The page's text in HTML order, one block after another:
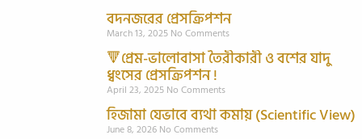
বদনজরের প্রেসক্রিপশন
March 13, 2025 No Comments
🔻প্রেম-ভালোবাসা তৈরীকারী ও বশের যাদু
ধ্বংসের প্রেসক্রিপশন !
April 23, 2025 No Comments
হিজামা যেভাবে ব্যথা কমায় (Scientific View)
June 8, 2026 No Comments